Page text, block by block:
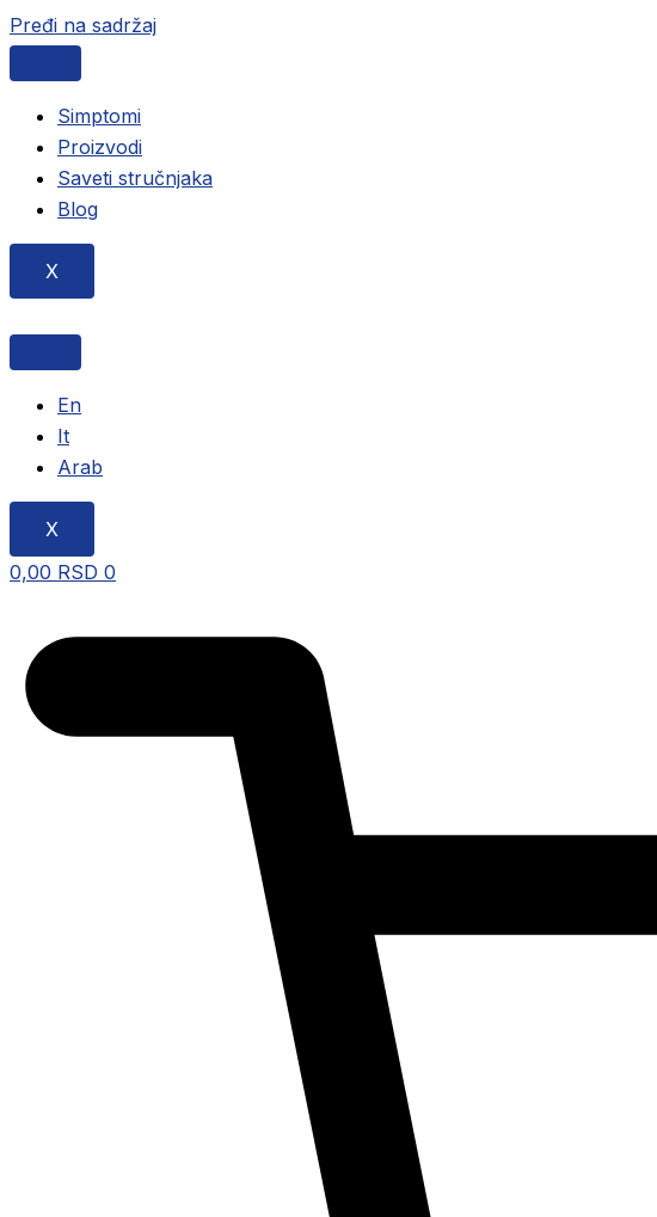
Pređi na sadržaj
Simptomi
Proizvodi
Saveti stručnjaka
Blog
X
En
It
Arab
X
0,00 RSD 0